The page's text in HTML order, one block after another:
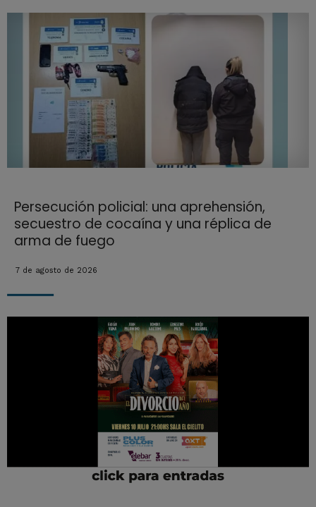
Persecución policial: una aprehensión,
secuestro de cocaína y una réplica de
arma de fuego
7 de agosto de 2026